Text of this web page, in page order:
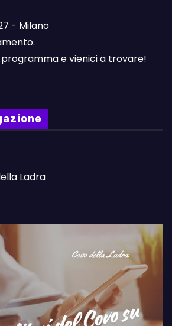
- Milano
e vienici a trovare!
Ladra